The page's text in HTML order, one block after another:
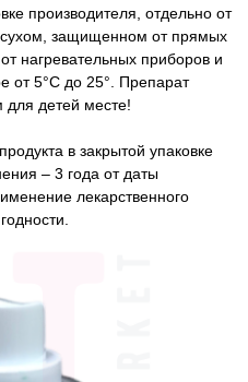
производителя, отдельно от
сухом, защищенном от прямых
нагревательных приборов и
от 5°С до 25°. Препарат
для детей месте!
в закрытой упаковке
– 3 года от даты
лекарственного